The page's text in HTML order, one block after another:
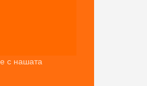
с нашата